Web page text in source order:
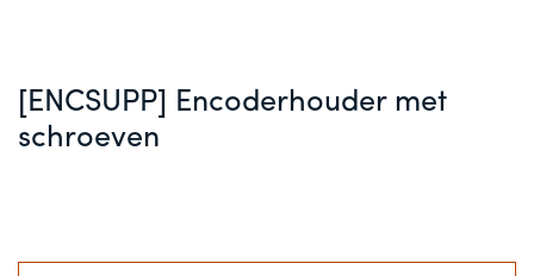
[ENCSUPP] Encoderhouder met
schroeven